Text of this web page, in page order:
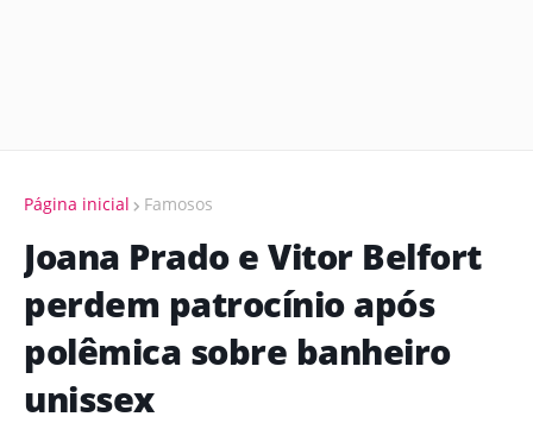
Página inicial Famosos
Joana Prado e Vitor Belfort
perdem patrocínio após
polêmica sobre banheiro
unissex